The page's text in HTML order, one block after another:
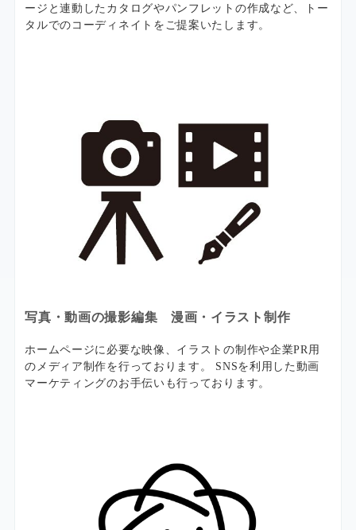
ージと連動したカタログやパンフレットの作成など、トー
タルでのコーディネイトをご提案いたします。
写真・動画の撮影編集 漫画・イラスト制作
ホームページに必要な映像、イラストの制作や企業PR用
のメディア制作を行っております。 SNSを利用した動画
マーケティングのお手伝いも行っております。